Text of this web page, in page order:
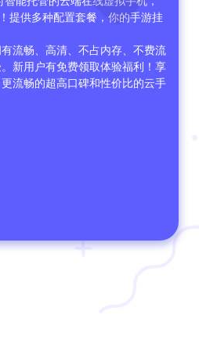
提供多种配置套餐，你的手游挂
流畅、高清、不占内存、不费流
新用户有免费领取体验福利！享
流畅的超高口碑和性价比的云手